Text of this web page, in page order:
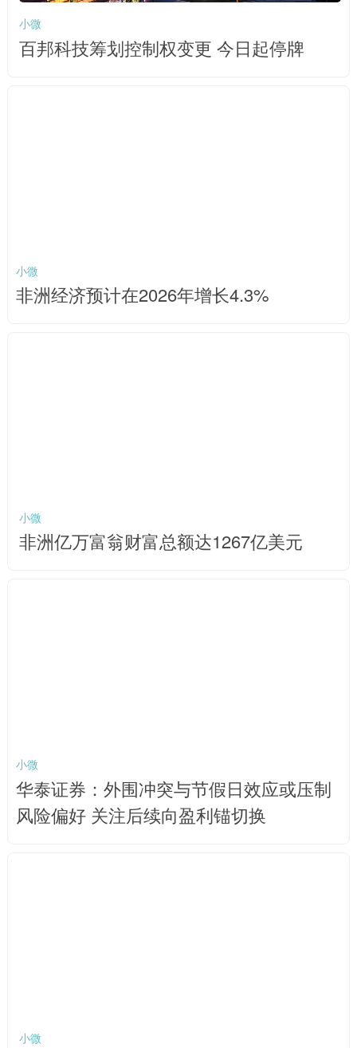
小微
百邦科技筹划控制权变更 今日起停牌
小微
非洲经济预计在2026年增长4.3%
小微
非洲亿万富翁财富总额达1267亿美元
小微
华泰证券：外围冲突与节假日效应或压制
风险偏好 关注后续向盈利锚切换
小微